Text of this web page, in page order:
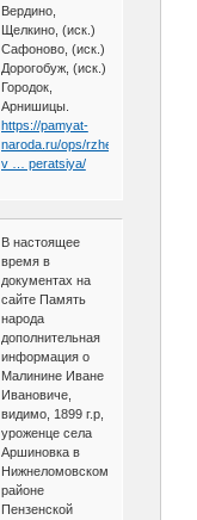
Вердино,
Щелкино, (иск.)
Сафоново, (иск.)
Дорогобуж, (иск.)
Городок,
Арнишицы.
https://pamyat-
naroda.ru/ops/rzhevsko-
v … peratsiya/
В настоящее
время в
документах на
сайте Память
народа
дополнительная
информация о
Малинине Иване
Ивановиче,
видимо, 1899 г.р,
уроженце села
Аршиновка в
Нижнеломовском
районе
Пензенской